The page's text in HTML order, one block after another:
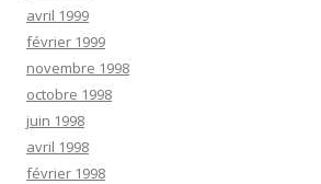
avril 1999
février 1999
novembre 1998
octobre 1998
juin 1998
avril 1998
février 1998